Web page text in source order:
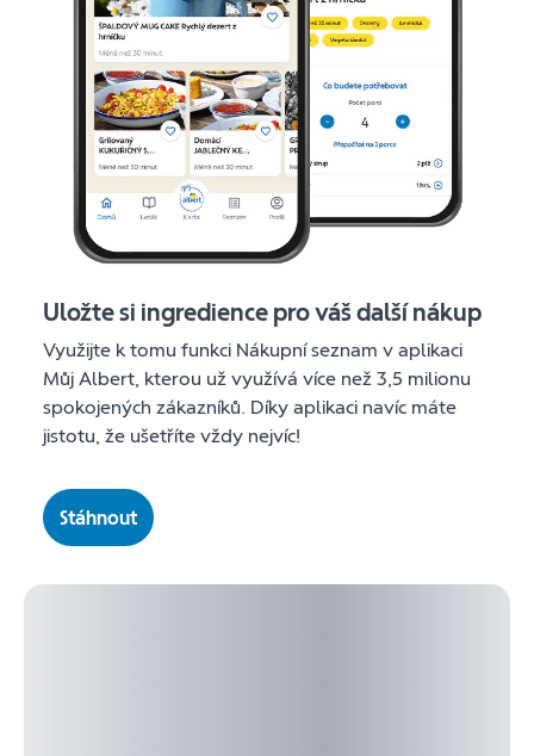
Uložte si ingredience pro váš další nákup
Využijte k tomu funkci Nákupní seznam v aplikaci
Můj Albert, kterou už využívá více než 3,5 milionu
spokojených zákazníků. Díky aplikaci navíc máte
jistotu, že ušetříte vždy nejvíc!
Stáhnout